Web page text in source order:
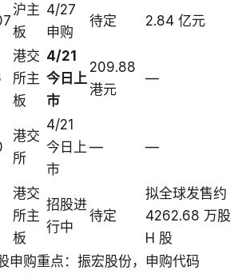
沪主
板
4/27
申购
待定 2.84 亿元
港交
所主
板
4/21
今日上
市
209.88
港元
—
港交
所
4/21
今日上
市
— —
港交
所主
板
招股进
行中
待定
拟全球发售约
4262.68 万股
H 股
申购重点：振宏股份，申购代码